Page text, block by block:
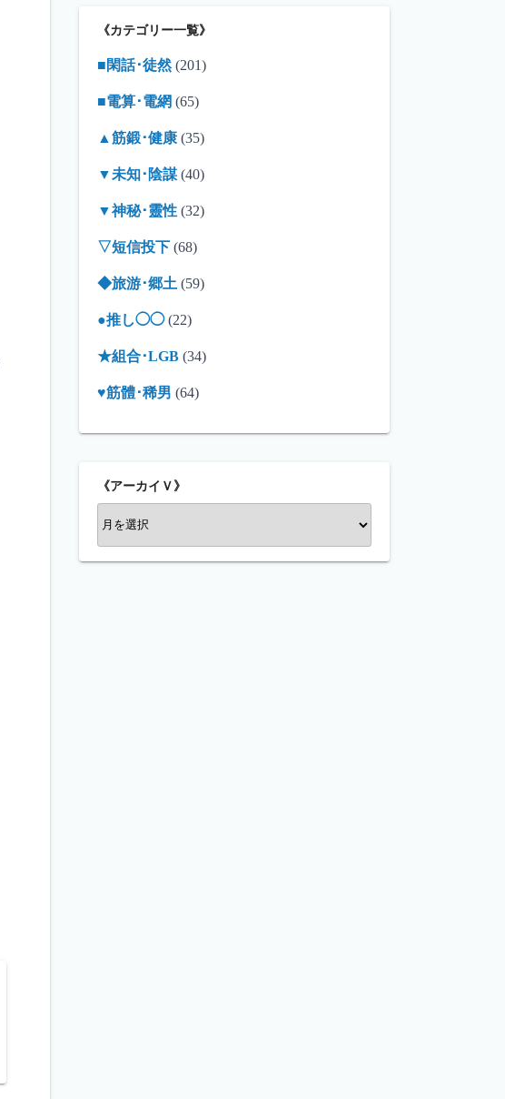
《カテゴリー一覧》
■閑話･徒然(201)
■電算･電網 (65)
▲筋鍛･健康 (35)
▼未知･陰謀 (40)
▼神秘･靈性 (32)
▽短信投下 (68)
◆旅游･郷土 (59)
●推し◯◯(22)
★組合･LGB (34)
♥筋體･稀男 (64)
《アーカイＶ》
ア